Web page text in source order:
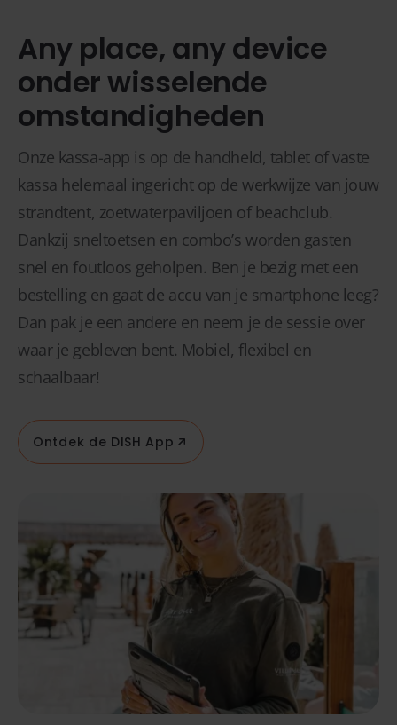
Any place, any device
onder wisselende
omstandigheden
Onze kassa-app is op de handheld, tablet of vaste
kassa helemaal ingericht op de werkwijze van jouw
strandtent, zoetwaterpaviljoen of beachclub.
Dankzij sneltoetsen en combo’s worden gasten
snel en foutloos geholpen. Ben je bezig met een
bestelling en gaat de accu van je smartphone leeg?
Dan pak je een andere en neem je de sessie over
waar je gebleven bent. Mobiel, flexibel en
schaalbaar!
Ontdek de DISH App